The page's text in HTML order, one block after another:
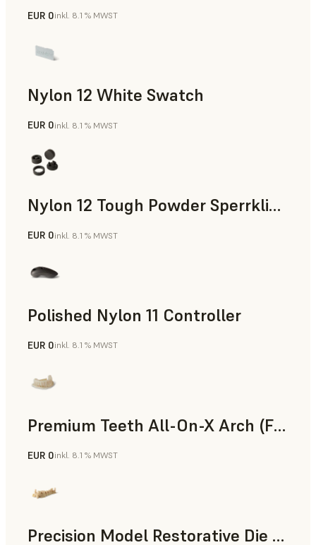
SLS-Pulver
EUR 0inkl. 8.1 % MWST
Nylon 12 White Swatch
SLS-Pulver
EUR 0inkl. 8.1 % MWST
Nylon 12 Tough Powder Sperrklinke
SLS-Pulver
EUR 0inkl. 8.1 % MWST
Polished Nylon 11 Controller
SLS-Pulver
EUR 0inkl. 8.1 % MWST
Premium Teeth All-On-X Arch (Form 4)
Zahnmedizin
EUR 0inkl. 8.1 % MWST
Precision Model Restorative Die Model